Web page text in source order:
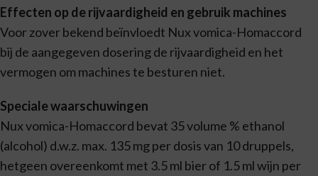
Effecten op de rijvaardigheid en gebruik machines
Voor zover bekend beïnvloedt Nux vomica-Homaccord
bij de aangegeven dosering de rijvaardigheid en het
vermogen om machines te besturen niet.
Speciale waarschuwingen
Nux vomica-Homaccord bevat 35 volume % ethanol
(alcohol) d.w.z. max. 135 mg per dosis van 10 druppels,
hetgeen overeenkomt met 3.5 ml bier of 1.5 ml wijn per